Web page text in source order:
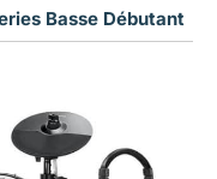
Basse Débutant